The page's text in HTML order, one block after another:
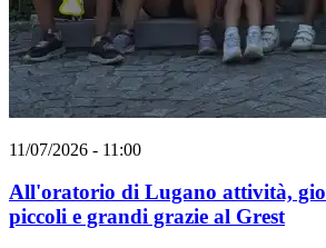
11/07/2026 - 11:00
All'oratorio di Lugano attività,
piccoli e grandi grazie al Grest